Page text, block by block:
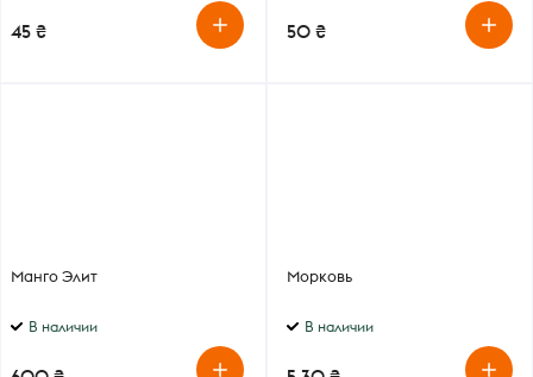
45 ₴ 50 ₴
Манго Элит
В наличии
Морковь
В наличии